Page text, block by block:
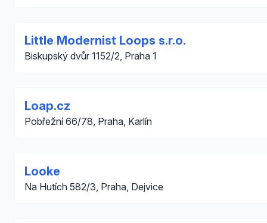
Little Modernist Loops s.r.o.
Biskupský dvůr 1152/2, Praha 1
Loap.cz
Pobřežní 66/78, Praha, Karlín
Looke
Na Hutích 582/3, Praha, Dejvice